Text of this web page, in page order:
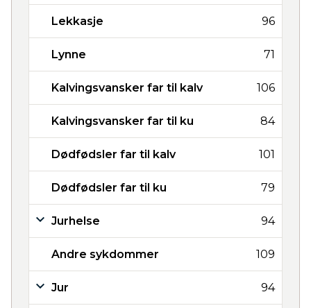
Lekkasje 96
Lynne 71
Kalvingsvansker far til kalv 106
Kalvingsvansker far til ku 84
Dødfødsler far til kalv 101
Dødfødsler far til ku 79
Jurhelse 94
Andre sykdommer 109
Jur 94